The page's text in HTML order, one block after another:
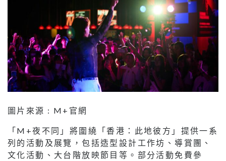
圖片來源 : M+官網
「M+夜不同」將圍繞「香港：此地彼方」提供一系
列的活動及展覽，包括造型設計工作坊、導賞團、
文化活動、大台階放映節目等。部分活動免費參